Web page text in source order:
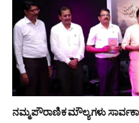
ನಮ್ಮ ಪೌರಾಣಿಕ ಮೌಲ್ಯಗಳು